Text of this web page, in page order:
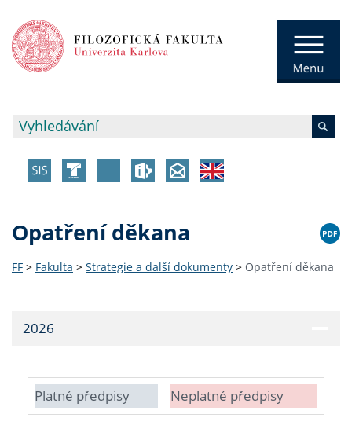
Opatření děkana
FF > Fakulta > Strategie a další dokumenty > Opatření děkana
2026
Platné předpisy Neplatné předpisy